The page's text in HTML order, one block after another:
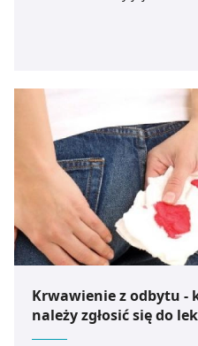
Krwawienie z odbytu -
należy zgłosić się do